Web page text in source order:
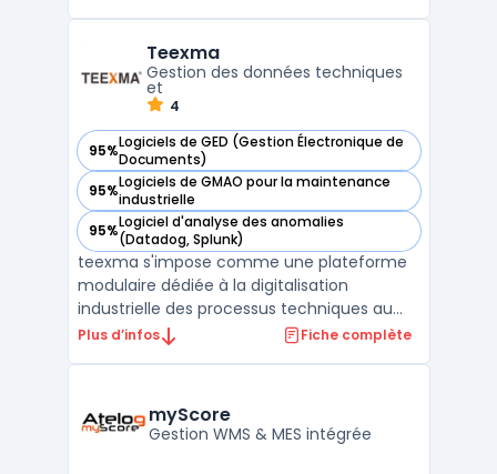
moderne, de l’encaissement à la gestion
des stock ...
Teexma
Gestion des données techniques
et
4
95%Logiciels de GED (Gestion Électronique de
Documents)
— voir Teexma dans cette catégorie
95%Logiciels de GMAO pour la maintenance
industrielle
— voir Teexma dans cette catégorie
95%Logiciel d'analyse des anomalies
(Datadog, Splunk)
— voir Teexma dans cette catégorie
teexma s'impose comme une plateforme
modulaire dédiée à la digitalisation
industrielle des processus techniques au
sein des entreprises de pointe. Cette
produits. En unifiant les ...
Plus d’infos Fiche complète
myScore
Gestion WMS & MES intégrée